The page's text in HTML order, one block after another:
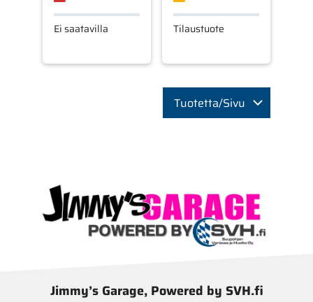
Ei saatavilla Tilaustuote
Tuotetta/Sivu
Jimmy’s Garage, Powered by SVH.fi